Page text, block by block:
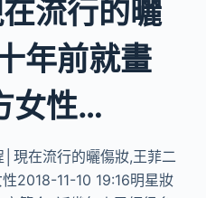
流行的曬
年前就畫
女性…
現在流行的曬傷妝,王菲二
2018-11-10 19:16明星妝